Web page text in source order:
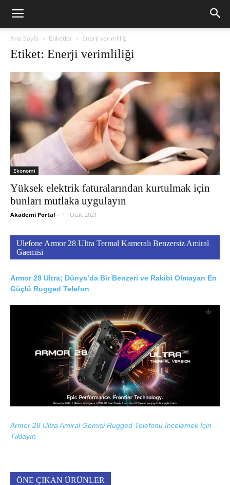
Ana Sayfa Etiketler Enerji verimliliği
Etiket: Enerji verimliliği
Ekonomi
Yüksek elektrik faturalarından kurtulmak için
bunları mutlaka uygulayın
Akademi Portal - 11 Ocak 2021
Ulefone Armor 28 Ultra Termal Kameralı Benzersiz Amiral
Gaemisi
Armor 28 Ultra; Dünya’da Bir Benzeri ve Rakibi Olmayan En
Güçlü Rugged Telefon
Armor 28 Ultra Amiral Gemisi Rugged Telefonu İncelemek İçin
Tıklayın
ÖNE ÇIKAN ÜRÜNLER